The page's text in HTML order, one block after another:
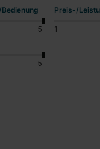
5
Preis-/
1
5